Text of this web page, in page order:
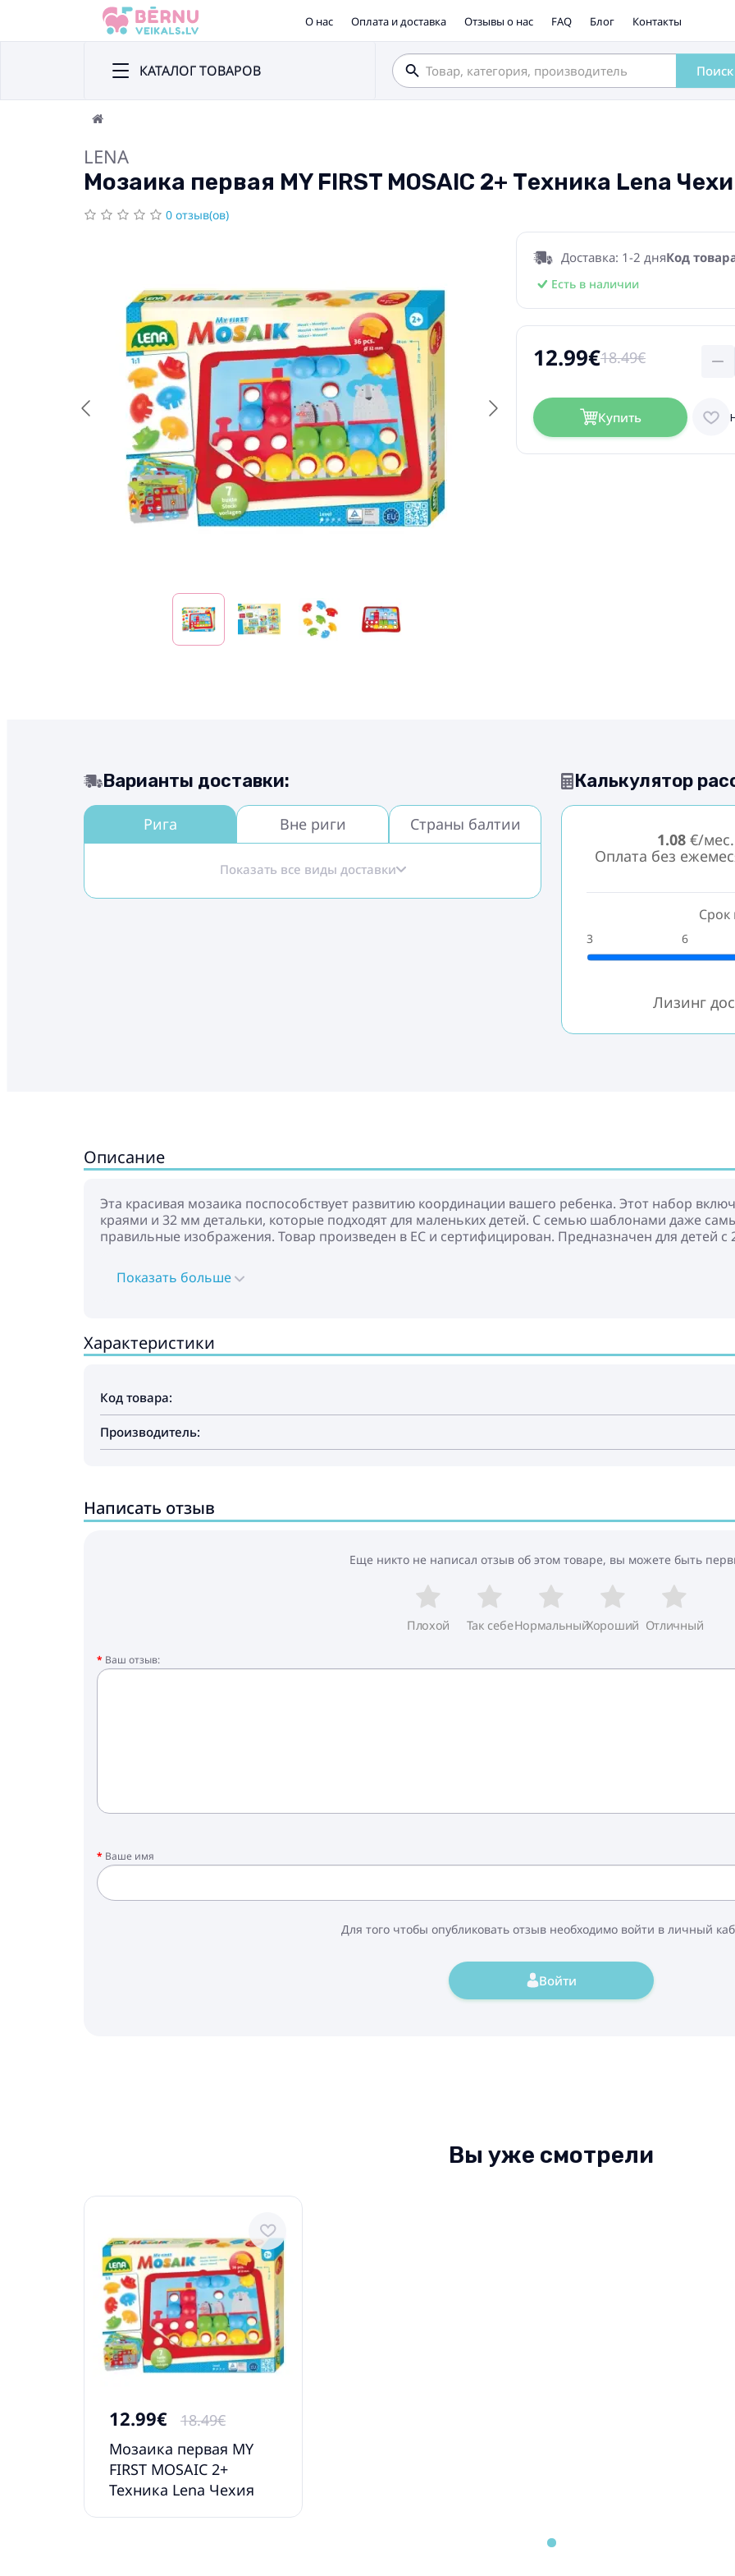
О нас Оплата и доставка Отзывы о нас FAQ Блог Контакты
КАТАЛОГ ТОВАРОВ Поиск
LENA
Мозаика первая MY FIRST MOSAIC 2+ Техника Lena
0 отзыв(ов)
Доставка: 1-2 дняКод
Есть в наличии
12.99€18.49€
Купить
Варианты доставки:
Рига Вне риги Страны балтии
Показать все виды доставки
Калькулятор
1.08€/мес.
Оплата без
Срок
3 6
Лизинг
Описание
Эта красивая мозаика поспособствует развитию координации вашего ребенка. Этот набор
краями и 32 мм детальки, которые подходят для маленьких детей. С семью шаблонами даже
правильные изображения. Товар произведен в ЕС и сертифицирован. Предназначен для детей с
Показать больше
Характеристики
Код товара:
Производитель:
Написать отзыв
Еще никто не написал отзыв об этом товаре, вы можете быть
Плохой Так себеНормальныйХороший Отличный
Ваш отзыв:
Ваше имя
Для того чтобы опубликовать отзыв необходимо войти в личный
Войти
Вы уже смотрели
12.99€
18.49€
Мозаика первая MY
FIRST MOSAIC 2+
Техника Lena Чехия